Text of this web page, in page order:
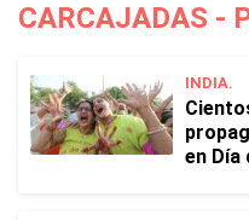
CARCAJADAS -
INDIA.
en Día